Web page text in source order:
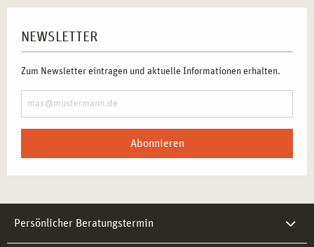
NEWSLETTER
Zum Newsletter eintragen und aktuelle Informationen erhalten.
Abonnieren
Persönlicher Beratungstermin